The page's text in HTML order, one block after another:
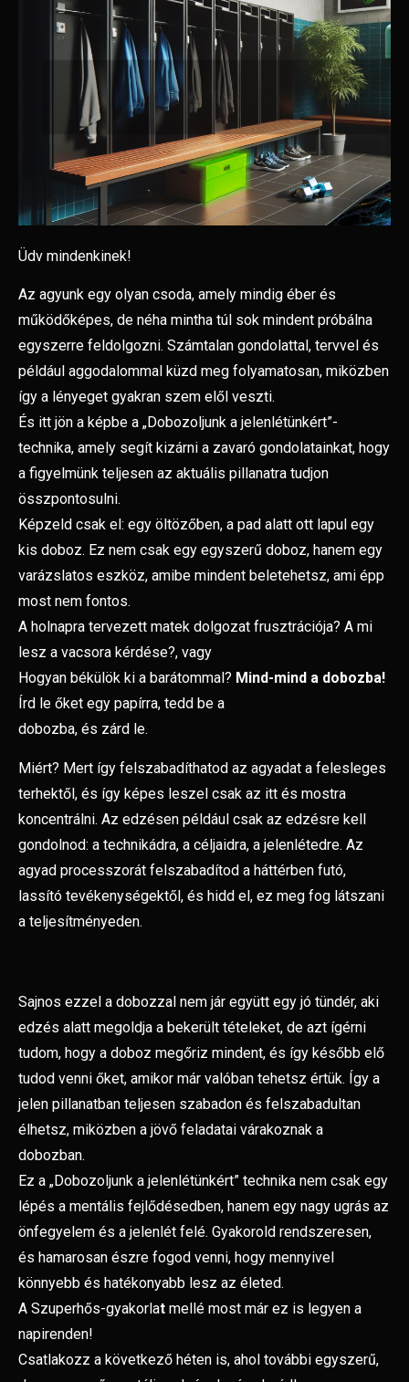
Üdv mindenkinek!
Az agyunk egy olyan csoda, amely mindig éber és
működőképes, de néha mintha túl sok mindent próbálna
egyszerre feldolgozni. Számtalan gondolattal, tervvel és
például aggodalommal küzd meg folyamatosan, miközben
így a lényeget gyakran szem elől veszti.
És itt jön a képbe a „Dobozoljunk a jelenlétünkért”-
technika, amely segít kizárni a zavaró gondolatainkat, hogy
a figyelmünk teljesen az aktuális pillanatra tudjon
összpontosulni.
Képzeld csak el: egy öltözőben, a pad alatt ott lapul egy
kis doboz. Ez nem csak egy egyszerű doboz, hanem egy
varázslatos eszköz, amibe mindent beletehetsz, ami épp
most nem fontos.
A holnapra tervezett matek dolgozat frusztrációja? A mi
lesz a vacsora kérdése?, vagy
Hogyan békülök ki a barátommal? Mind-mind a dobozba!
Írd le őket egy papírra, tedd be a
dobozba, és zárd le.
Miért? Mert így felszabadíthatod az agyadat a felesleges
terhektől, és így képes leszel csak az itt és mostra
koncentrálni. Az edzésen például csak az edzésre kell
gondolnod: a technikádra, a céljaidra, a jelenlétedre. Az
agyad processzorát felszabadítod a háttérben futó,
lassító tevékenységektől, és hidd el, ez meg fog látszani
a teljesítményeden.
Sajnos ezzel a dobozzal nem jár együtt egy jó tündér, aki
edzés alatt megoldja a bekerült tételeket, de azt ígérni
tudom, hogy a doboz megőriz mindent, és így később elő
tudod venni őket, amikor már valóban tehetsz értük. Így a
jelen pillanatban teljesen szabadon és felszabadultan
élhetsz, miközben a jövő feladatai várakoznak a
dobozban.
Ez a „Dobozoljunk a jelenlétünkért” technika nem csak egy
lépés a mentális fejlődésedben, hanem egy nagy ugrás az
önfegyelem és a jelenlét felé. Gyakorold rendszeresen,
és hamarosan észre fogod venni, hogy mennyivel
könnyebb és hatékonyabb lesz az életed.
A Szuperhős-gyakorlat mellé most már ez is legyen a
napirenden!
Csatlakozz a következő héten is, ahol további egyszerű,